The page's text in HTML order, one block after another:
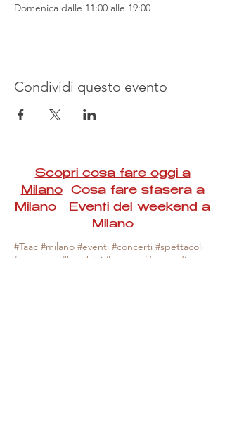
Domenica dalle 11:00 alle 19:00
Condividi questo evento
Scopri cosa fare oggi a
MilanoCosa fare stasera a
Milano Eventi del weekend a
Milano
#Taac #milano #eventi #concerti #spettacoli
#rassegne #bambini #mostre #fotografia